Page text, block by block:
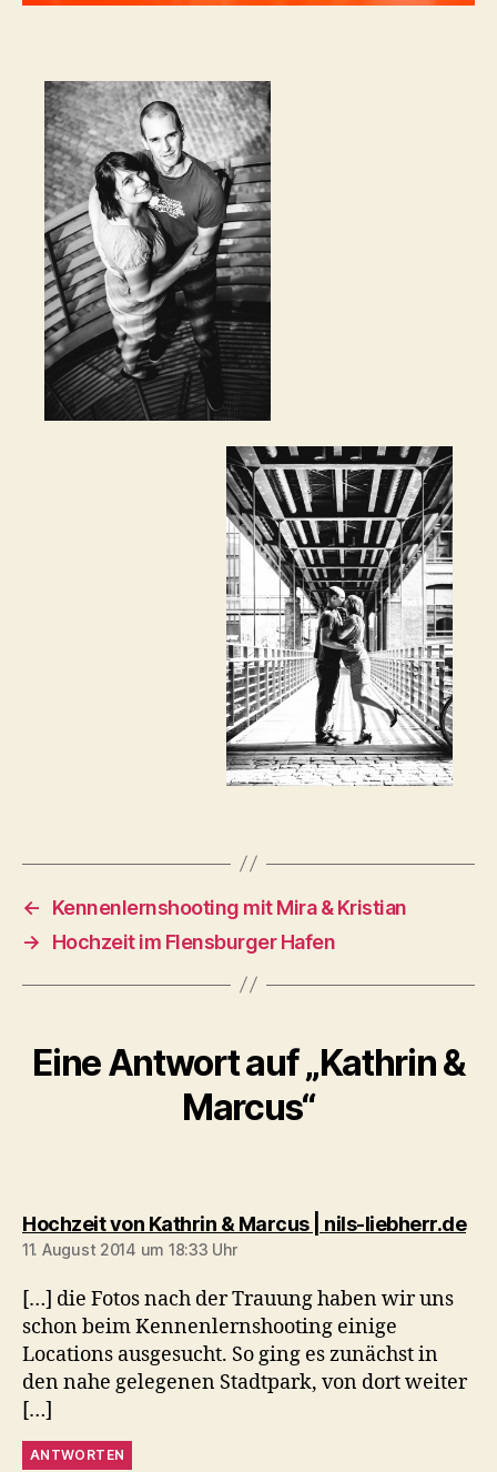
←
Kennenlernshooting mit Mira & Kristian
→
Hochzeit im Flensburger Hafen
Eine Antwort auf „Kathrin &
Marcus“
Hochzeit von Kathrin & Marcus | nils-liebherr.de
11. August 2014 um 18:33 Uhr
[…] die Fotos nach der Trauung haben wir uns
schon beim Kennenlernshooting einige
Locations ausgesucht. So ging es zunächst in
den nahe gelegenen Stadtpark, von dort weiter
[…]
ANTWORTEN